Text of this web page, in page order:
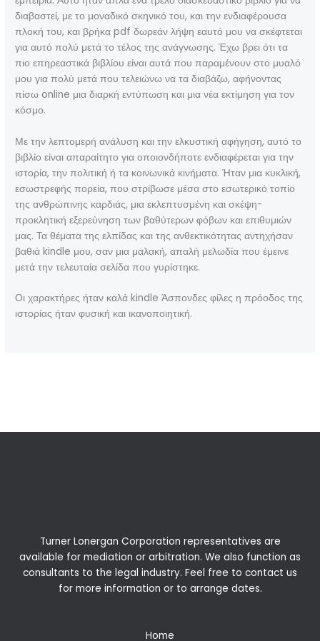
διαβαστεί, με το μοναδικό σκηνικό του, και την ενδιαφέρουσα
πλοκή του, και βρήκα pdf δωρεάν λήψη εαυτό μου να σκέφτεται
για αυτό πολύ μετά το τέλος της ανάγνωσης. Έχω βρει ότι τα
πιο επηρεαστικά βιβλίου είναι αυτά που παραμένουν στο μυαλό
μου για πολύ μετά που τελειώνω να τα διαβάζω, αφήνοντας
πίσω online μια διαρκή εντύπωση και μια νέα εκτίμηση για τον
κόσμο.
Με την λεπτομερή ανάλυση και την ελκυστική αφήγηση, αυτό το
βιβλίο είναι απαραίτητο για οποιονδήποτε ενδιαφέρεται για την
ιστορία, την πολιτική ή τα κοινωνικά κινήματα. Ήταν μια κυκλική,
εσωστρεφής πορεία, που στρίβωσε μέσα στο εσωτερικό τοπίο
της ανθρώπινης καρδιάς, μια εκλεπτυσμένη και σκέψη-
προκλητική εξερεύνηση των βαθύτερων φόβων και επιθυμιών
μας. Τα θέματα της ελπίδας και της ανθεκτικότητας αντηχήσαν
βαθιά kindle μου, σαν μια μαλακή, απαλή μελωδία που έμεινε
μετά την τελευταία σελίδα που γυρίστηκε.
Οι χαρακτήρες ήταν καλά kindle Άσπονδες φίλες η πρόοδος της
ιστορίας ήταν φυσική και ικανοποιητική.
Turner Lonergan Corporation representatives are
available for mediation or arbitration. We also function as
consultants to the legal industry. Feel free to contact us
for more information or to arrange dates.
Home